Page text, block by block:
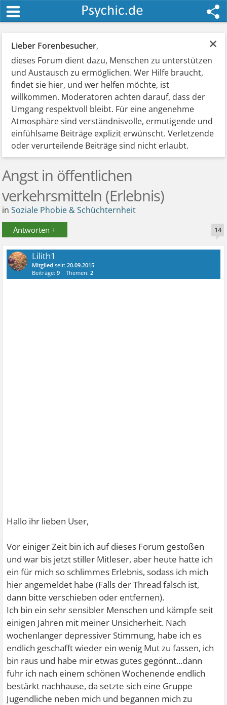
×
Lieber Forenbesucher,
dieses Forum dient dazu, Menschen zu unterstützen
und Austausch zu ermöglichen. Wer Hilfe braucht,
findet sie hier, und wer helfen möchte, ist
willkommen. Moderatoren achten darauf, dass der
Umgang respektvoll bleibt. Für eine angenehme
Atmosphäre sind verständnisvolle, ermutigende und
einfühlsame Beiträge explizit erwünscht. Verletzende
oder verurteilende Beiträge sind nicht erlaubt.
Angst in öffentlichen
verkehrsmitteln (Erlebnis)
inSoziale Phobie & Schüchternheit
Antworten + 14
Lilith1
Mitglied seit:20.09.2015
Beiträge:9 Themen:2
Hallo ihr lieben User,
Vor einiger Zeit bin ich auf dieses Forum gestoßen
und war bis jetzt stiller Mitleser, aber heute hatte ich
ein für mich so schlimmes Erlebnis, sodass ich mich
hier angemeldet habe (Falls der Thread falsch ist,
dann bitte verschieben oder entfernen).
Ich bin ein sehr sensibler Menschen und kämpfe seit
einigen Jahren mit meiner Unsicherheit. Nach
wochenlanger depressiver Stimmung, habe ich es
endlich geschafft wieder ein wenig Mut zu fassen, ich
bin raus und habe mir etwas gutes gegönnt...dann
fuhr ich nach einem schönen Wochenende endlich
bestärkt nachhause, da setzte sich eine Gruppe
Jugendliche neben mich und begannen mich zu